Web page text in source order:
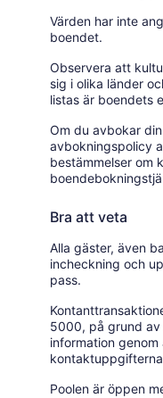
Värden har inte
boendet.
Observera att
sig i olika länder
listas är boendets
Om du avbokar
avbokningspolicy
bestämmelser om
Bra att veta
Alla gäster, även
incheckning och
pass.
5000, på grund av
information
Poolen är öppen